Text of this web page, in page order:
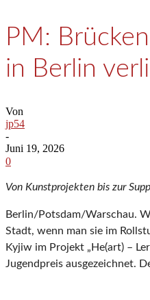
PM:
in Berlin
Von
jp54
-
Juni 19, 2026
0
Von Kunstprojekten bis zur
Berlin/Potsdam/Warschau.
Stadt, wenn man sie im
Kyjiw im Projekt „He(art) –
Jugendpreis ausgezeichnet.